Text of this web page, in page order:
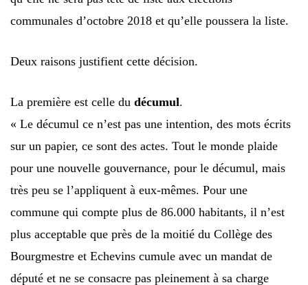
communales d’octobre 2018 et qu’elle poussera la liste.
Deux raisons justifient cette décision.
La première est celle du décumul.
« Le décumul ce n’est pas une intention, des mots écrits
sur un papier, ce sont des actes. Tout le monde plaide
pour une nouvelle gouvernance, pour le décumul, mais
très peu se l’appliquent à eux-mêmes. Pour une
commune qui compte plus de 86.000 habitants, il n’est
plus acceptable que près de la moitié du Collège des
Bourgmestre et Echevins cumule avec un mandat de
député et ne se consacre pas pleinement à sa charge